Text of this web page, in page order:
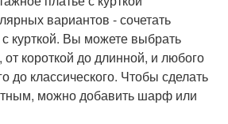
вариантов - сочетать
курткой. Вы можете выбрать
короткой до длинной, и любого
до классического. Чтобы сделать
можно добавить шарф или